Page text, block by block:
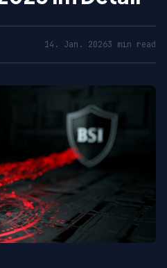
14. Jan. 20263 min read